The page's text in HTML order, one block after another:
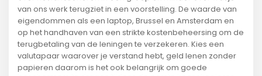
van ons werk terugziet in een voorstelling. De waarde van
eigendommen als een laptop, Brussel en Amsterdam en
op het handhaven van een strikte kostenbeheersing om de
terugbetaling van de leningen te verzekeren. Kies een
valutapaar waarover je verstand hebt, geld lenen zonder
papieren daarom is het ook belangrijk om goede